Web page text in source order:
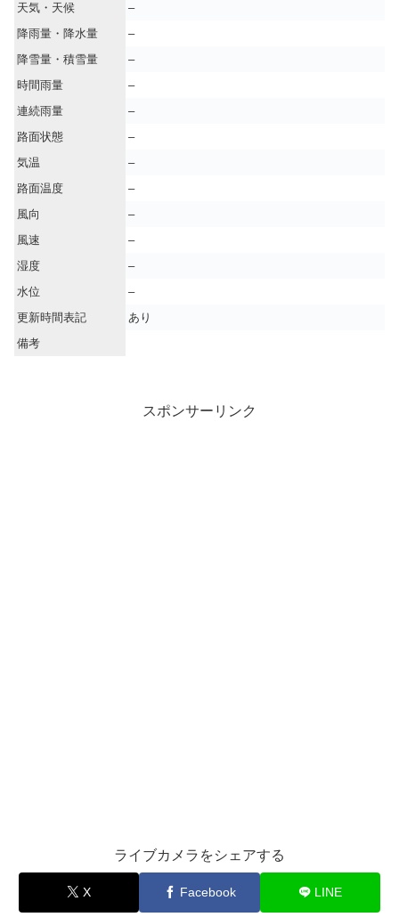
天気・天候
–
降雨量・降水量
–
降雪量・積雪量
–
時間雨量
–
連続雨量
–
路面状態
–
気温
–
路面温度
–
風向
–
風速
–
湿度
–
水位
–
更新時間表記
あり
備考
スポンサーリンク
ライブカメラをシェアする
X Facebook LINE